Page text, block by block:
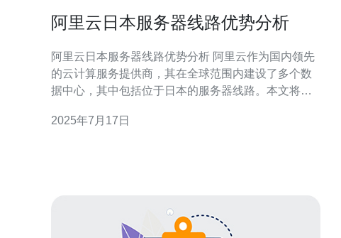
阿里云日本服务器线路优势分析
阿里云日本服务器线路优势分析 阿里云作为国内领先
的云计算服务提供商，其在全球范围内建设了多个数
据中心，其中包括位于日本的服务器线路。本文将分
的网络枢纽地区，连接了多个国家和地区的网络，具
2025年7月17日